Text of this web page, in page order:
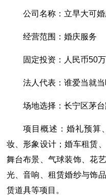
公司名称：立早大可婚
经营范围：婚庆服务
固定投资：人民币50
法人代表：谁爱当就当
场地选择：长宁区茅
项目概述：婚礼预算
妆、形象设计；婚车租赁
舞台布景、气球装饰、花
光、音响、租赁婚纱与饰
赁道具等项目。